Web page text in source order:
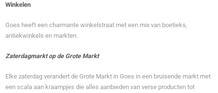
Winkelen
Goes heeft een charmante winkelstraat met een mix van boetieks,
antiekwinkels en markten.
Zaterdagmarkt op de Grote Markt
Elke zaterdag verandert de Grote Markt in Goes in een bruisende markt met
een scala aan kraampjes die alles aanbieden van verse producten tot